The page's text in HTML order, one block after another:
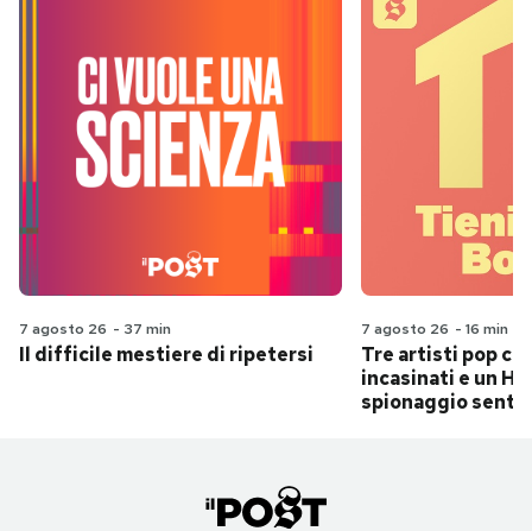
7 agosto 26 - 37 min
Il difficile mestiere di ripetersi
7 agosto 26 - 16 min
Tre artisti pop
incasinati e un
spionaggio